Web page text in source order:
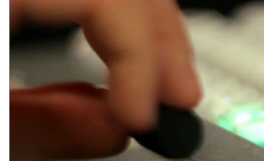
Βίντεο